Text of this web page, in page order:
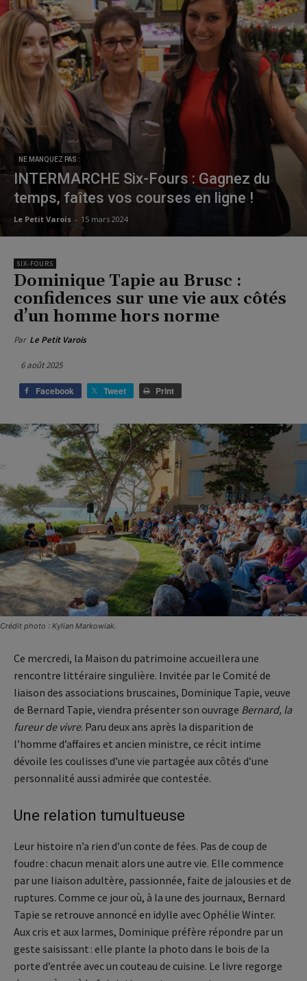
NE MANQUEZ PAS :
INTERMARCHE Six-Fours : Gagnez du
temps, faîtes vos courses en ligne !
Le Petit Varois - 15 mars 2024
SIX-FOURS
Dominique Tapie au Brusc :
confidences sur une vie aux côtés
d’un homme hors norme
Par Le Petit Varois
6 août 2025
Facebook Tweet Print
Crédit photo : Kylian Markowiak.
Ce mercredi, la Maison du patrimoine accueillera une
rencontre littéraire singulière. Invitée par le Comité de
liaison des associations bruscaines, Dominique Tapie, veuve
de Bernard Tapie, viendra présenter son ouvrage Bernard, la
fureur de vivre. Paru deux ans après la disparition de
l’homme d’affaires et ancien ministre, ce récit intime
dévoile les coulisses d’une vie partagée aux côtés d’une
personnalité aussi admirée que contestée.
Une relation tumultueuse
Leur histoire n’a rien d’un conte de fées. Pas de coup de
foudre : chacun menait alors une autre vie. Elle commence
par une liaison adultère, passionnée, faite de jalousies et de
ruptures. Comme ce jour où, à la une des journaux, Bernard
Tapie se retrouve annoncé en idylle avec Ophélie Winter.
Aux cris et aux larmes, Dominique préfère répondre par un
geste saisissant : elle plante la photo dans le bois de la
porte d’entrée avec un couteau de cuisine. Le livre regorge